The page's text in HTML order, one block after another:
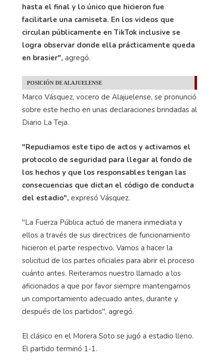
hasta el final y lo único que hicieron fue
facilitarle una camiseta. En los videos que
circulan públicamente en TikTok inclusive se
logra observar donde ella prácticamente queda
en brasier", agregó.
POSICIÓN DE ALAJUELENSE
Marco Vásquez, vocero de Alajuelense, se pronunció
sobre este hecho en unas declaraciones brindadas al
Diario La Teja.
"Repudiamos este tipo de actos y activamos el
protocolo de seguridad para llegar al fondo de
los hechos y que los responsables tengan las
consecuencias que dictan el código de conducta
del estadio", expresó Vásquez.
"La Fuerza Pública actuó de manera inmediata y
ellos a través de sus directrices de funcionamiento
hicieron el parte respectivo. Vamos a hacer la
solicitud de los partes oficiales para abrir el proceso
cuánto antes. Reiteramos nuestro llamado a los
aficionados a que por favor siempre mantengamos
un comportamiento adecuado antes, durante y
después de los partidos", agregó.
El clásico en el Morera Soto se jugó a estadio lleno.
El partido terminó 1-1.